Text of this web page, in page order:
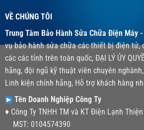
VỀ CHÚNG TÔI
Trung Tâm Bảo Hành Sửa Chữa Điện Máy -
vụ bảo hành sửa chữa các thiết bị điện tử,
các các tỉnh trên toàn quốc, ĐẠI LÝ ỦY
hãng, đội ngũ kỹ thuật viên chuyên
Linh kiện chính hãng, Hỗ trợ khách hàng
Tên Doanh Nghiệp Công Ty
♦ Công Ty TNHH TM và KT Điện Lạnh
MST: 0104574390